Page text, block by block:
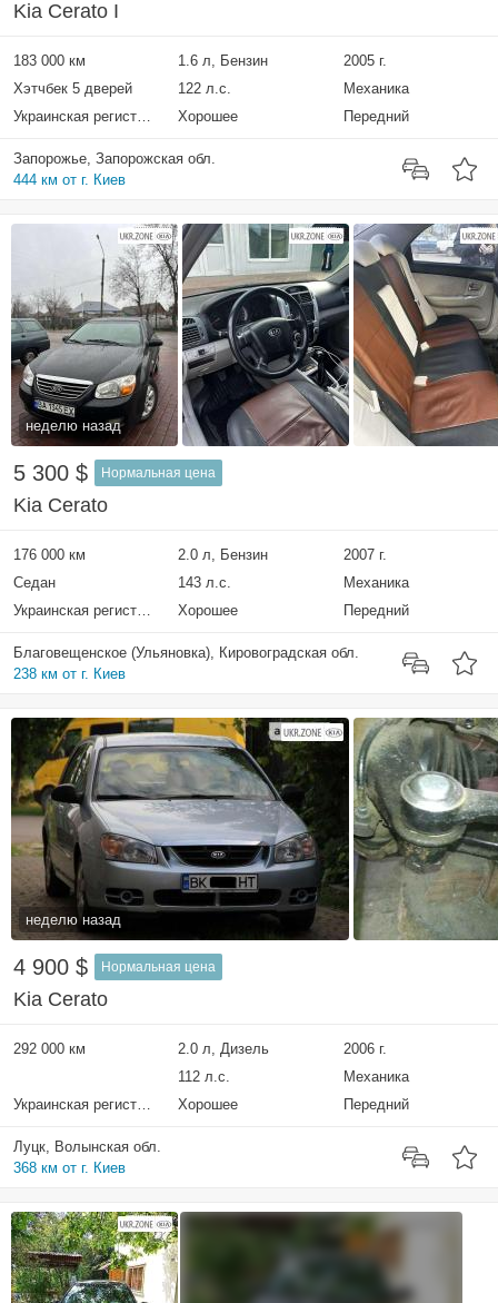
Kia Cerato I
183 000 км 1.6 л, Бензин
2005 г.
Хэтчбек 5 дверей
122 л.с.
Механика
Украинская регистрация
Хорошее Передний
Запорожье, Запорожская обл.
444 км от г. Киев
неделю назад
5 300 $ Нормальная цена
Kia Cerato
176 000 км 2.0 л, Бензин
2007 г.
Седан
143 л.с.
Механика
Украинская регистрация
Хорошее Передний
Благовещенское (Ульяновка), Кировоградская обл.
238 км от г. Киев
неделю назад
4 900 $ Нормальная цена
Kia Cerato
292 000 км 2.0 л, Дизель
2006 г.
112 л.с.
Механика
Украинская регистрация
Хорошее Передний
Луцк, Волынская обл.
368 км от г. Киев